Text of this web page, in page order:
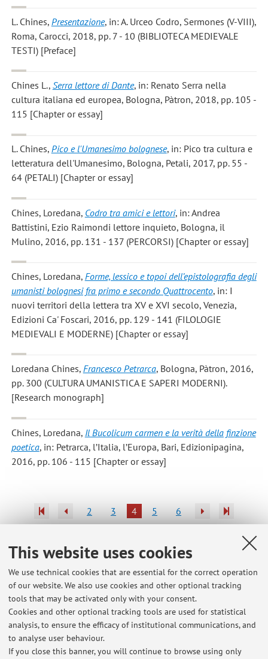
This website uses cookies
We use technical cookies that are essential for the correct operation
of our website. We also use cookies and other optional tracking
tools that may be activated only with your consent.
Cookies and other optional tracking tools are used for statistical
analysis, to ensure the efficacy of institutional communications, and
to analyse user behaviour.
If you close this banner, you will continue to browse using only
L. Chines, Presentazione, in: A. Urceo Codro, Sermones (V-VIII),
Roma, Carocci, 2018, pp. 7 - 10 (BIBLIOTECA MEDIEVALE
TESTI) [Preface]
Chines L., Serra lettore di Dante, in: Renato Serra nella
cultura italiana ed europea, Bologna, Pàtron, 2018, pp. 105 -
115 [Chapter or essay]
L. Chines, Pico e l'Umanesimo bolognese, in: Pico tra cultura e
letteratura dell'Umanesimo, Bologna, Petali, 2017, pp. 55 -
64 (PETALI) [Chapter or essay]
Chines, Loredana, Codro tra amici e lettori, in: Andrea
Battistini, Ezio Raimondi lettore inquieto, Bologna, il
Mulino, 2016, pp. 131 - 137 (PERCORSI) [Chapter or essay]
Chines, Loredana, Forme, lessico e topoi dell’epistolografia degli
umanisti bolognesi fra primo e secondo Quattrocento, in: I
nuovi territori della lettera tra XV e XVI secolo, Venezia,
Edizioni Ca' Foscari, 2016, pp. 129 - 141 (FILOLOGIE
MEDIEVALI E MODERNE) [Chapter or essay]
Loredana Chines, Francesco Petrarca, Bologna, Pàtron, 2016,
pp. 300 (CULTURA UMANISTICA E SAPERI MODERNI).
[Research monograph]
Chines, Loredana, Il Bucolicum carmen e la verità della finzione
poetica, in: Petrarca, l’Italia, l’Europa, Bari, Edizionipagina,
2016, pp. 106 - 115 [Chapter or essay]
2 3 4 5 6
Latest news
Appello 15 luglio 2026
Published on: July 10 2026